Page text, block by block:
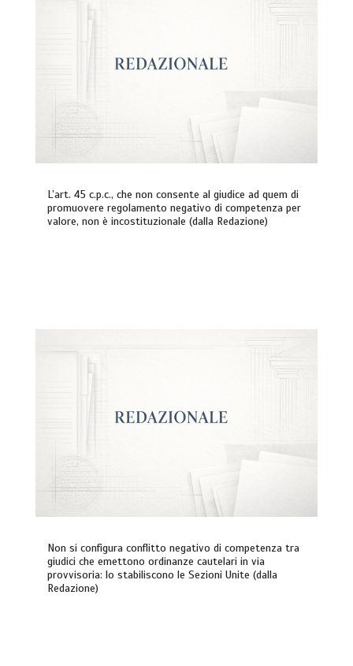
L’art. 45 c.p.c., che non consente al giudice ad quem di
promuovere regolamento negativo di competenza per
valore, non è incostituzionale (dalla Redazione)
Non si configura conflitto negativo di competenza tra
giudici che emettono ordinanze cautelari in via
provvisoria: lo stabiliscono le Sezioni Unite (dalla
Redazione)